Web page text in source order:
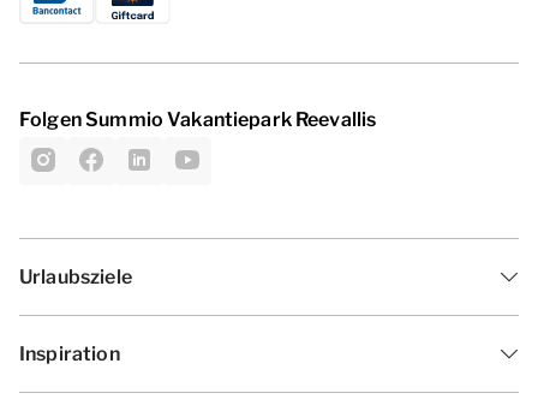
Folgen Summio Vakantiepark Reevallis
Urlaubsziele
Inspiration